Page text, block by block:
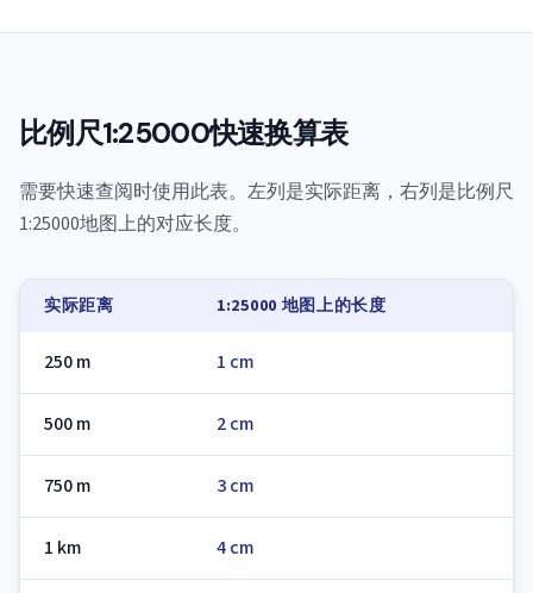
比例尺1:25000快速换算表
需要快速查阅时使用此表。左列是实际距离，右列是比例尺
1:25000地图上的对应长度。
实际距离 1:25000 地图上的长度
250 m 1 cm
500 m 2 cm
750 m 3 cm
1 km 4 cm